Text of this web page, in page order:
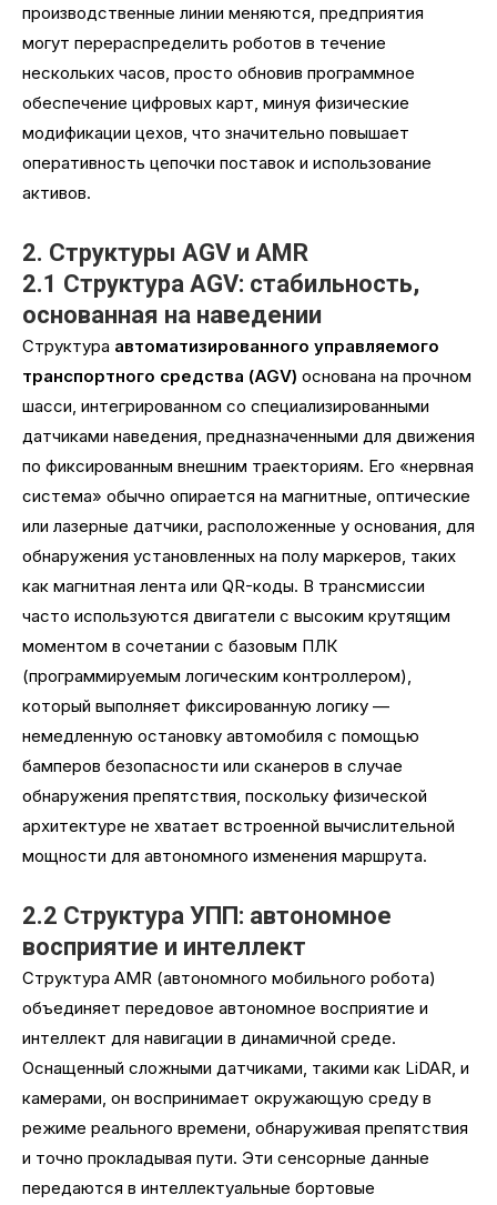
производственные линии меняются, предприятия
могут перераспределить роботов в течение
нескольких часов, просто обновив программное
обеспечение цифровых карт, минуя физические
модификации цехов, что значительно повышает
оперативность цепочки поставок и использование
активов.
2. Структуры AGV и AMR
2.1 Структура AGV: стабильность,
основанная на наведении
Структура автоматизированного управляемого
транспортного средства (AGV) основана на прочном
шасси, интегрированном со специализированными
датчиками наведения, предназначенными для движения
по фиксированным внешним траекториям. Его «нервная
система» обычно опирается на магнитные, оптические
или лазерные датчики, расположенные у основания, для
обнаружения установленных на полу маркеров, таких
как магнитная лента или QR-коды. В трансмиссии
часто используются двигатели с высоким крутящим
моментом в сочетании с базовым ПЛК
(программируемым логическим контроллером),
который выполняет фиксированную логику —
немедленную остановку автомобиля с помощью
бамперов безопасности или сканеров в случае
обнаружения препятствия, поскольку физической
архитектуре не хватает встроенной вычислительной
мощности для автономного изменения маршрута.
2.2 Структура УПП: автономное
восприятие и интеллект
Структура AMR (автономного мобильного робота)
объединяет передовое автономное восприятие и
интеллект для навигации в динамичной среде.
Оснащенный сложными датчиками, такими как LiDAR, и
камерами, он воспринимает окружающую среду в
режиме реального времени, обнаруживая препятствия
и точно прокладывая пути. Эти сенсорные данные
передаются в интеллектуальные бортовые